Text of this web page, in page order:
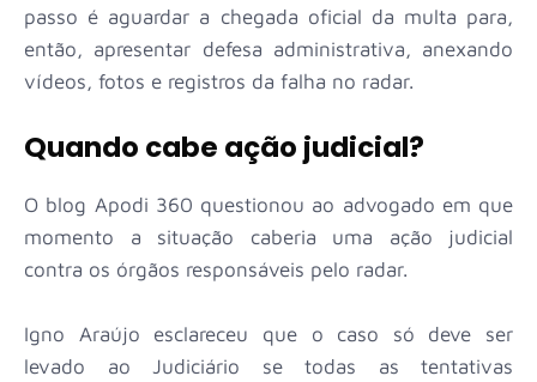
passo é aguardar a chegada oficial da multa para,
então, apresentar defesa administrativa, anexando
vídeos, fotos e registros da falha no radar.
Quando cabe ação judicial?
O blog Apodi 360 questionou ao advogado em que
momento a situação caberia uma ação judicial
contra os órgãos responsáveis pelo radar.
Igno Araújo esclareceu que o caso só deve ser
levado ao Judiciário se todas as tentativas